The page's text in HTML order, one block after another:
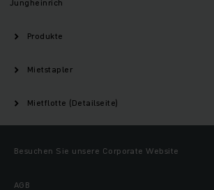
Jungheinrich
Produkte
Mietstapler
Mietflotte (Detailseite)
Besuchen Sie unsere Corporate Website
AGB